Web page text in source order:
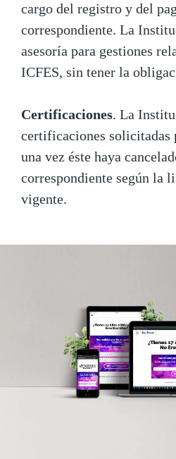
cargo del registro y del
correspondiente. La
asesoría para gestiones
ICFES, sin tener la
Certificaciones. La
certificaciones solicitadas
una vez éste haya
correspondiente según la
vigente.